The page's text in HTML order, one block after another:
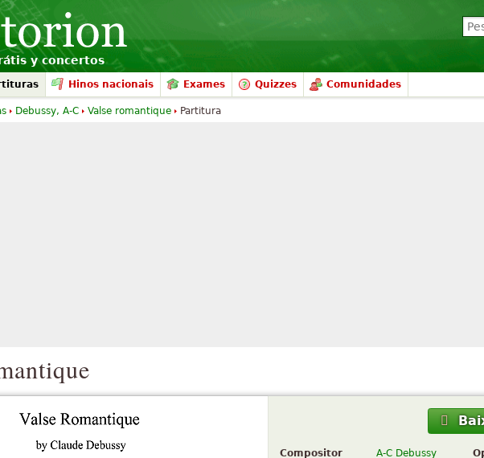
y concertos
Hinos nacionais Exames Quizzes Comunidades
Compositor A-C Debussy
Debussy, A-C Valse romantique Partitura